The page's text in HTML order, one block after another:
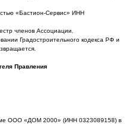
«Бастион-Сервис» ИНН
членов Ассоциации.
Градостроительного кодекса РФ и
Правления
ООО «ДОМ 2000» (ИНН 0323089158) в